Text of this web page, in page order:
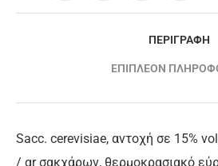
ΠΕΡΙΓΡΑΦΉ
ΕΠΙΠΛΈΟΝ
Sacc. cerevisiae, αντοχή σε 15%
/ gr σακχάρων, θερμοκρασιακό